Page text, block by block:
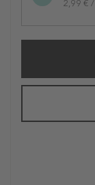
2,99 €